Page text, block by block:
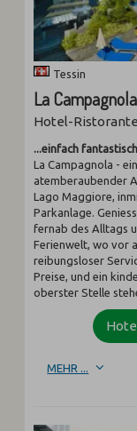
Tessin
La Campagnola
Hotel-
...einfach
La Campagnola -
atemberaubender
Lago Maggiore,
Parkanlage.
fernab des Alltags
Ferienwelt, wo vor
reibungsloser
Preise, und ein
oberster Stelle
MEHR ...